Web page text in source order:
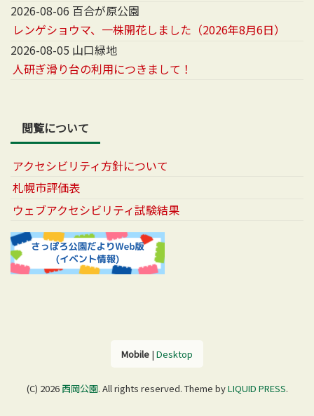
2026-08-06 百合が原公園
レンゲショウマ、一株開花しました（2026年8月6日）
2026-08-05 山口緑地
人研ぎ滑り台の利用につきまして！
閲覧について
アクセシビリティ方針について
札幌市評価表
ウェブアクセシビリティ試験結果
Mobile | Desktop
(C) 2026 西岡公園. All rights reserved. Theme byLIQUID PRESS.